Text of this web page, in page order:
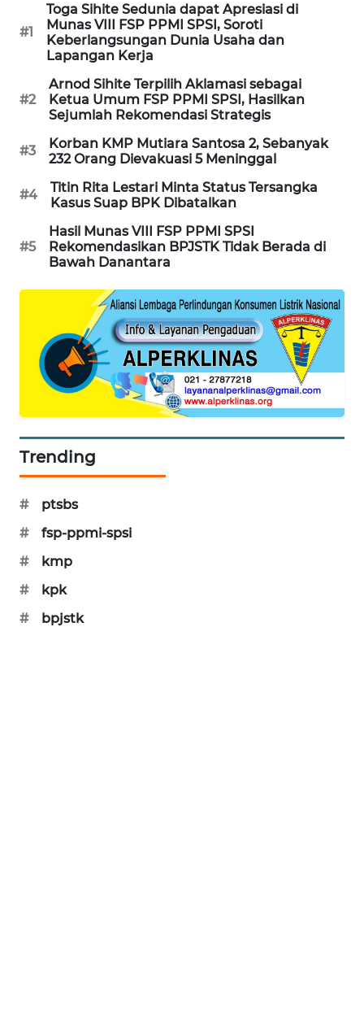
#1
Toga Sihite Sedunia dapat Apresiasi di
Munas VIII FSP PPMI SPSI, Soroti
Keberlangsungan Dunia Usaha dan
Lapangan Kerja
#2
Arnod Sihite Terpilih Aklamasi sebagai
Ketua Umum FSP PPMI SPSI, Hasilkan
Sejumlah Rekomendasi Strategis
#3
Korban KMP Mutiara Santosa 2, Sebanyak
232 Orang Dievakuasi 5 Meninggal
#4
Titin Rita Lestari Minta Status Tersangka
Kasus Suap BPK Dibatalkan
#5
Hasil Munas VIII FSP PPMI SPSI
Rekomendasikan BPJSTK Tidak Berada di
Bawah Danantara
Trending
#
ptsbs
#
fsp-ppmi-spsi
#
kmp
#
kpk
#
bpjstk
LAPAK
WAHANA
LISTRIK
MASYARAKAT
KELISTRIKAN
WALINKI
ID
MARTABAT
NET
WATCH
LPKKI
KOPEKLIN